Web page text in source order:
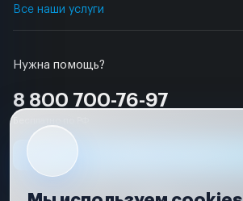
Нужна помощь?
8 800 700-76-97
Все наши услуги